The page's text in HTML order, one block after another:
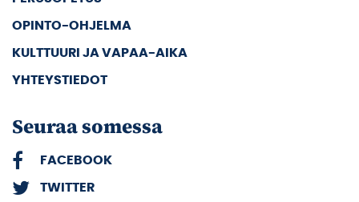
OPINTO-OHJELMA
KULTTUURI JA VAPAA-AIKA
YHTEYSTIEDOT
Seuraa somessa
FACEBOOK
TWITTER